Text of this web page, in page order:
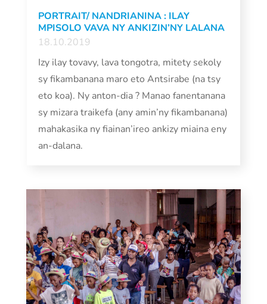
PORTRAIT/ NANDRIANINA : ILAY
MPISOLO VAVA NY ANKIZIN’NY LALANA
18.10.2019
Izy ilay tovavy, lava tongotra, mitety sekoly
sy fikambanana maro eto Antsirabe (na tsy
eto koa). Ny anton-dia ? Manao fanentanana
sy mizara traikefa (any amin’ny fikambanana)
mahakasika ny fiainan’ireo ankizy miaina eny
an-dalana.